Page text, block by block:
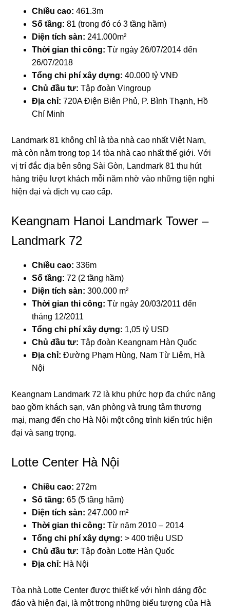
Chiều cao: 461.3m
Số tầng: 81 (trong đó có 3 tầng hầm)
Diện tích sàn: 241.000m²
Thời gian thi công: Từ ngày 26/07/2014 đến
26/07/2018
Tổng chi phí xây dựng: 40.000 tỷ VNĐ
Chủ đầu tư: Tập đoàn Vingroup
Địa chỉ: 720A Điện Biên Phủ, P. Bình Thạnh, Hồ
Chí Minh
Landmark 81 không chỉ là tòa nhà cao nhất Việt Nam,
mà còn nằm trong top 14 tòa nhà cao nhất thế giới. Với
vị trí đắc địa bên sông Sài Gòn, Landmark 81 thu hút
hàng triệu lượt khách mỗi năm nhờ vào những tiện nghi
hiện đại và dịch vụ cao cấp.
Keangnam Hanoi Landmark Tower –
Landmark 72
Chiều cao: 336m
Số tầng: 72 (2 tầng hầm)
Diện tích sàn: 300.000 m²
Thời gian thi công: Từ ngày 20/03/2011 đến
tháng 12/2011
Tổng chi phí xây dựng: 1,05 tỷ USD
Chủ đầu tư: Tập đoàn Keangnam Hàn Quốc
Địa chỉ: Đường Phạm Hùng, Nam Từ Liêm, Hà
Nội
Keangnam Landmark 72 là khu phức hợp đa chức năng
bao gồm khách sạn, văn phòng và trung tâm thương
mại, mang đến cho Hà Nội một công trình kiến trúc hiện
đại và sang trọng.
Lotte Center Hà Nội
Chiều cao: 272m
Số tầng: 65 (5 tầng hầm)
Diện tích sàn: 247.000 m²
Thời gian thi công: Từ năm 2010 – 2014
Tổng chi phí xây dựng: > 400 triệu USD
Chủ đầu tư: Tập đoàn Lotte Hàn Quốc
Địa chỉ: Hà Nội
Tòa nhà Lotte Center được thiết kế với hình dáng độc
đáo và hiện đại, là một trong những biểu tượng của Hà